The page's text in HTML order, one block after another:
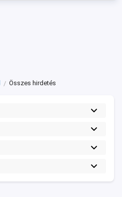
Összes hirdetés